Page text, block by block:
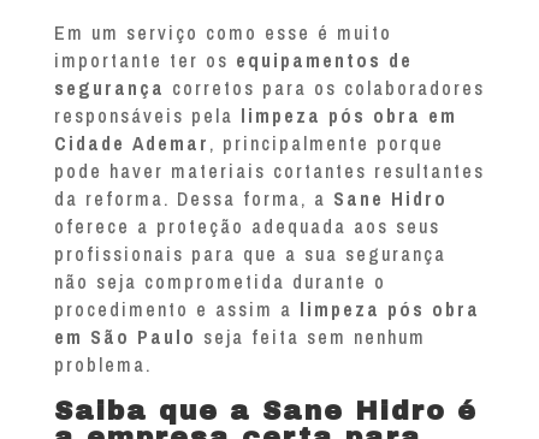
Em um serviço como esse é muito
importante ter os equipamentos de
segurança corretos para os colaboradores
responsáveis pela limpeza pós obra em
Cidade Ademar, principalmente porque
pode haver materiais cortantes resultantes
da reforma. Dessa forma, a Sane Hidro
oferece a proteção adequada aos seus
profissionais para que a sua segurança
não seja comprometida durante o
procedimento e assim a limpeza pós obra
em São Paulo seja feita sem nenhum
problema.
Saiba que a Sane Hidro é